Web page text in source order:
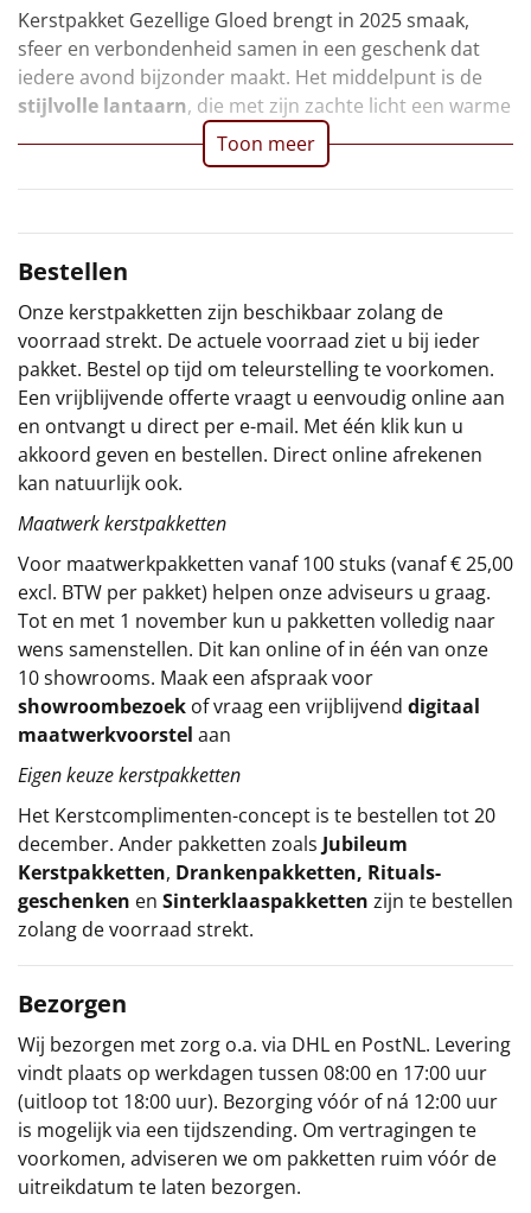
Ideeën
Personeel
Sinterklaaspakketten
Kerstgeschenken 2026
Relatiegeschenken
Cadeaubon
Per stuk
Alle overige
Kerstpakket Gezellige Gloed brengt in 2025 smaak,
sfeer en verbondenheid samen in een geschenk dat
iedere avond bijzonder maakt. Het middelpunt is de
stijlvolle lantaarn, die met zijn zachte licht een warme
Toon meer
Bestellen
Onze kerstpakketten zijn beschikbaar zolang de
voorraad strekt. De actuele voorraad ziet u bij ieder
pakket. Bestel op tijd om teleurstelling te voorkomen.
Een vrijblijvende offerte vraagt u eenvoudig online aan
en ontvangt u direct per e-mail. Met één klik kun u
akkoord geven en bestellen. Direct online afrekenen
kan natuurlijk ook.
Maatwerk kerstpakketten
Voor maatwerkpakketten vanaf 100 stuks (vanaf € 25,00
excl. BTW per pakket) helpen onze adviseurs u graag.
Tot en met 1 november kun u pakketten volledig naar
wens samenstellen. Dit kan online of in één van onze
10 showrooms. Maak een afspraak voor
showroombezoek of vraag een vrijblijvend digitaal
maatwerkvoorstel aan
Eigen keuze kerstpakketten
Het Kerstcomplimenten-concept is te bestellen tot 20
december. Ander pakketten zoals Jubileum
Kerstpakketten, Drankenpakketten, Rituals-
geschenken en Sinterklaaspakketten zijn te bestellen
zolang de voorraad strekt.
Bezorgen
Wij bezorgen met zorg o.a. via DHL en PostNL. Levering
vindt plaats op werkdagen tussen 08:00 en 17:00 uur
(uitloop tot 18:00 uur). Bezorging vóór of ná 12:00 uur
is mogelijk via een tijdszending. Om vertragingen te
voorkomen, adviseren we om pakketten ruim vóór de
uitreikdatum te laten bezorgen.